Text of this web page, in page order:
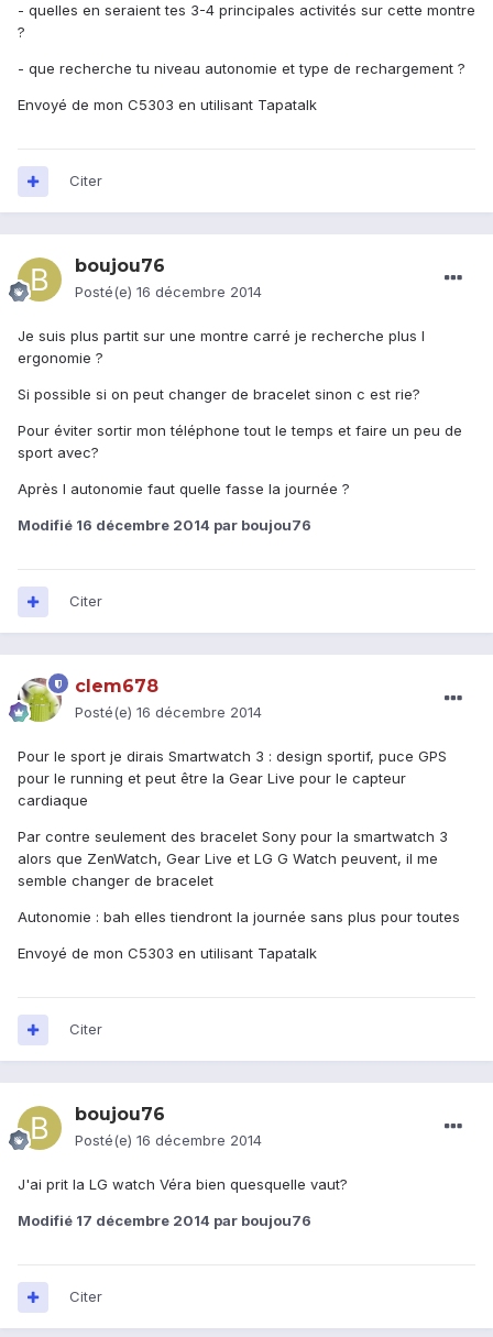
- quelles en seraient tes 3-4 principales activités sur cette montre
?
- que recherche tu niveau autonomie et type de rechargement ?
Envoyé de mon C5303 en utilisant Tapatalk
Citer
boujou76
Posté(e) 16 décembre 2014
Je suis plus partit sur une montre carré je recherche plus l
ergonomie ?
Si possible si on peut changer de bracelet sinon c est rie?
Pour éviter sortir mon téléphone tout le temps et faire un peu de
sport avec?
Après l autonomie faut quelle fasse la journée ?
Modifié 16 décembre 2014 par boujou76
Citer
clem678
Posté(e) 16 décembre 2014
Pour le sport je dirais Smartwatch 3 : design sportif, puce GPS
pour le running et peut être la Gear Live pour le capteur
cardiaque
Par contre seulement des bracelet Sony pour la smartwatch 3
alors que ZenWatch, Gear Live et LG G Watch peuvent, il me
semble changer de bracelet
Autonomie : bah elles tiendront la journée sans plus pour toutes
Envoyé de mon C5303 en utilisant Tapatalk
Citer
boujou76
Posté(e) 16 décembre 2014
J'ai prit la LG watch Véra bien quesquelle vaut?
Modifié 17 décembre 2014 par boujou76
Citer